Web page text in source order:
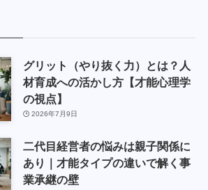
グリット（やり抜く力）とは？人
材育成への活かし方【才能心理学
の視点】
2026年7月9日
二代目経営者の悩みは親子関係に
あり｜才能タイプの違いで解く事
業承継の壁